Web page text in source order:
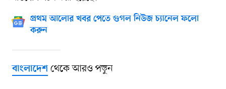
প্রথম আলোর খবর পেতে গুগল নিউজ চ্যানেল ফলো
করুন
বাংলাদেশথেকে আরও পড়ুন